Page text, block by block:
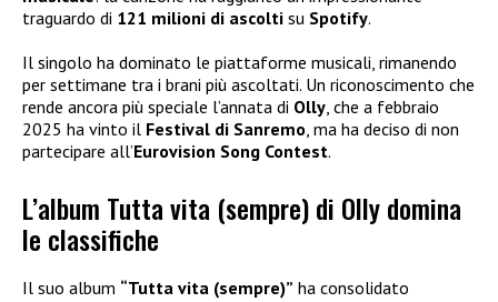
traguardo di 121 milioni di ascolti su Spotify.
Il singolo ha dominato le piattaforme musicali, rimanendo
per settimane tra i brani più ascoltati. Un riconoscimento che
rende ancora più speciale l’annata di Olly, che a febbraio
2025 ha vinto il Festival di Sanremo, ma ha deciso di non
partecipare all’Eurovision Song Contest.
L’album Tutta vita (sempre) di Olly domina
le classifiche
Il suo album “Tutta vita (sempre)” ha consolidato